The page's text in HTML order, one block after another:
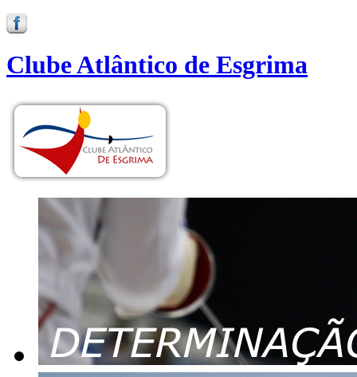
Clube Atlântico de Esgrima